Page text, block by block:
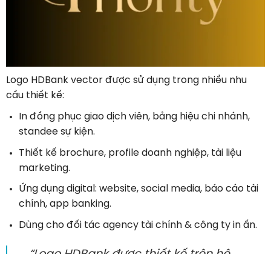
Logo HDBank vector được sử dụng trong nhiều nhu
cầu thiết kế:
In đồng phục giao dịch viên, bảng hiệu chi nhánh,
standee sự kiện.
Thiết kế brochure, profile doanh nghiệp, tài liệu
marketing.
Ứng dụng digital: website, social media, báo cáo tài
chính, app banking.
Dùng cho đối tác agency tài chính & công ty in ấn.